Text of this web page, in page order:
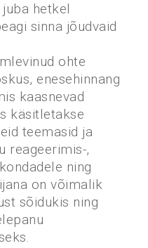
hetkel
sinna jõudvaid
ohte
enesehinnang
kaasnevad
käsitletakse
teemasid ja
reageerimis-,
ning
on võimalik
sõidukis ning